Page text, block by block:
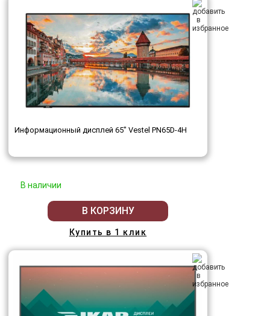
Информационный дисплей 65" Vestel PN65D-4H
В наличии
В КОРЗИНУ
Купить в 1 клик